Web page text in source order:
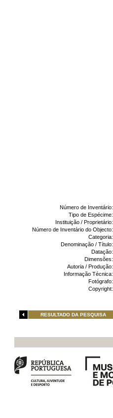
Número de Inventário:
Tipo de Espécime:
Instituição / Proprietário:
Número de Inventário do Objecto:
Categoria:
Denominação / Título:
Datação:
Dimensões:
Autoria / Produção:
Informação Técnica:
Fotógrafo:
Copyright:
RESULTADO DA PESQUISA